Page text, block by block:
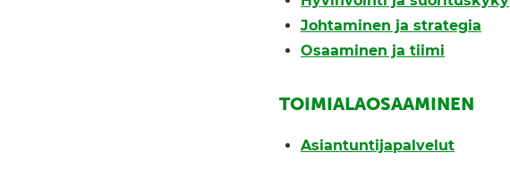
Johtaminen ja strategia
Osaaminen ja tiimi
TOIMIALAOSAAMINEN
Asiantuntijapalvelut